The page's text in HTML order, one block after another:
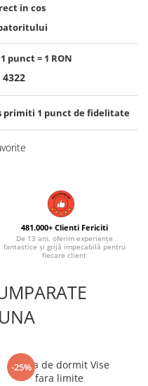
in cos
punct = 1 RON
4322
primiti 1 punct de fidelitate
481.000+ Clienti Fericiti
De 13 ani, oferim experiențe
fantastice și grijă impecabilă pentru
fiecare client
-25%
Masca de dormit Vise
fara limite